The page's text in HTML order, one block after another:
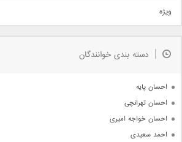
دمو
مذهبی
جدیدترین ها
ویژه
دسته بندی خوانندگان
احسان پایه
احسان تهرانچی
احسان خواجه امیری
احمد سعیدی